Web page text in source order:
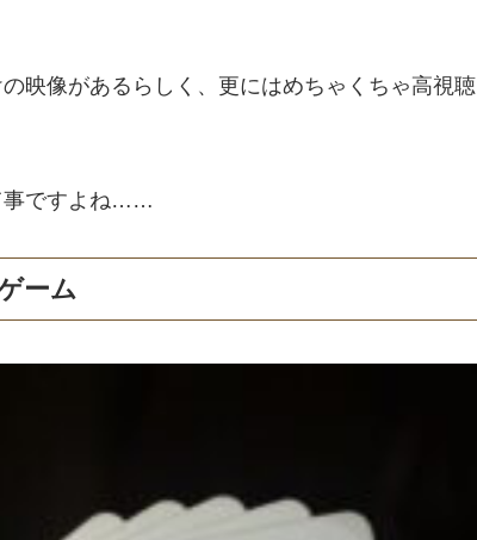
映像があるらしく、更にはめちゃくちゃ高視聴
事ですよね……
ーム